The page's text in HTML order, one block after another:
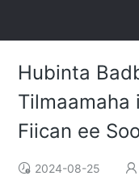
Hubinta
Tilmaamaha
Fiican ee
2024-08-25